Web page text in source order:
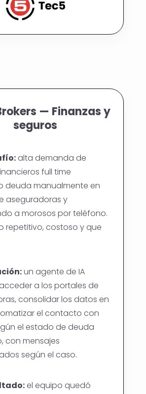
— Finanzas y
seguros
alta demanda de
full time
deuda manualmente en
aseguradoras y
a morosos por teléfono.
repetitivo, costoso y que
un agente de IA
a los portales de
consolidar los datos en
el contacto con
el estado de deuda
con mensajes
según el caso.
el equipo quedó